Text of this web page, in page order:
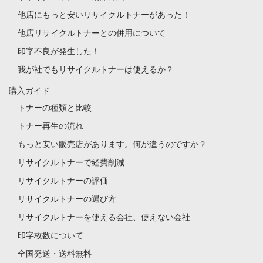
他店にもっと安いリサイクルトナーがあった！
他店リサイクルトナーとの併用について
印字不良が発生した！
我が社でもリサイクルトナーは使えるか？
購入ガイド
トナーの種類と比較
トナー再生の流れ
もっと安い販売店があります。何が違うのですか？
リサイクルトナーで経費削減
リサイクルトナーの評価
リサイクルトナーの選び方
リサイクルトナーを使える会社、使えない会社
印字枚数について
全国発送・送料無料